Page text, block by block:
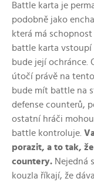
Battle karta je
podobně jako
která má
battle karta
bude její ochránce.
útočí právě na
bude mít battle na
defense counterů,
ostatní hráči
battle kontroluje.
porazit, a to tak,
countery. Nejedná
kouzla říkají, že